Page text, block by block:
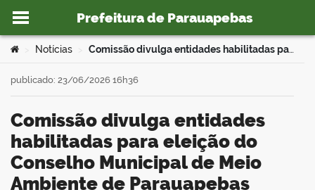
Ir para o conteúdo
Prefeitura de Parauapebas
portal
Você está aqui:
Notícias Comissão divulga entidades habilitadas para eleição do Conselho Municipal de Meio Ambiente de Parauapebas
Comissão divulga entidades
habilitadas para eleição do
Conselho Municipal de Meio
Ambiente de Parauapebas
publicado: 23/06/2026 16h36